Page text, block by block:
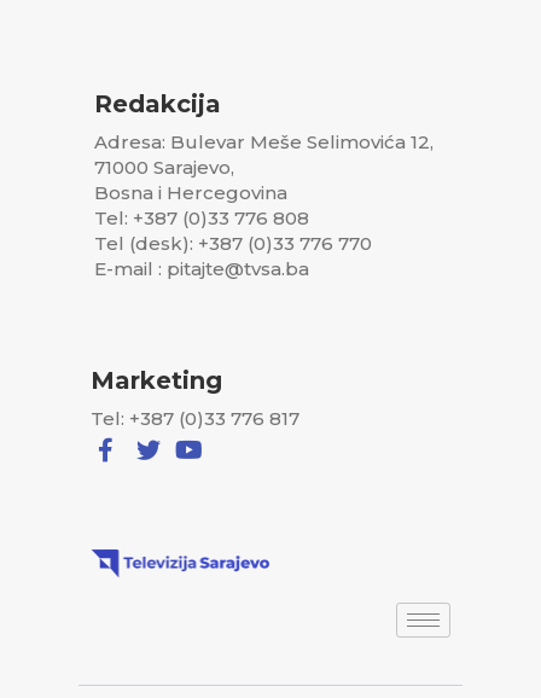
Redakcija
Adresa: Bulevar Meše Selimovića 12,
71000 Sarajevo,
Bosna i Hercegovina
Tel: +387 (0)33 776 808
Tel (desk): +387 (0)33 776 770
E-mail : pitajte@tvsa.ba
Marketing
Tel: +387 (0)33 776 817